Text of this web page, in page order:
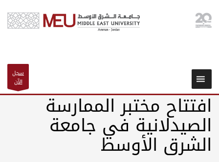
سجل
الآن
افتتاح مختبر الممارسة
الصيدلانية في جامعة
الشرق الأوسط